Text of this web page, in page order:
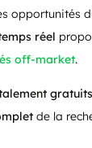
opportunités
réel
off-market.
de la